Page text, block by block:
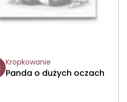
Kropkowanie
Panda o dużych oczach